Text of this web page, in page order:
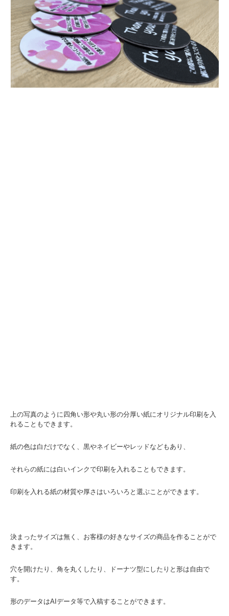
上の写真のように四角い形や丸い形の分厚い紙にオリジナル印刷を入
れることもできます。
紙の色は白だけでなく、黒やネイビーやレッドなどもあり、
それらの紙には白いインクで印刷を入れることもできます。
印刷を入れる紙の材質や厚さはいろいろと選ぶことができます。
決まったサイズは無く、お客様の好きなサイズの商品を作ることがで
きます。
穴を開けたり、角を丸くしたり、ドーナツ型にしたりと形は自由で
す。
形のデータはAIデータ等で入稿することができます。